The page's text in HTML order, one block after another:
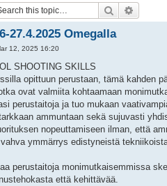
Search
27.4.2025 Omegalla
12, 2025 16:20
SHOOTING SKILLS
opittuun perustaan, tämä kahden
ovat valmiita kohtaamaan
perustaitoja ja tuo mukaan
ammuntaan sekä sujuvasti
nopeuttamiseen ilman, että
ymmärrys edistyneistä
perustaitoja monimutkaisemmissa
että kehittävää.